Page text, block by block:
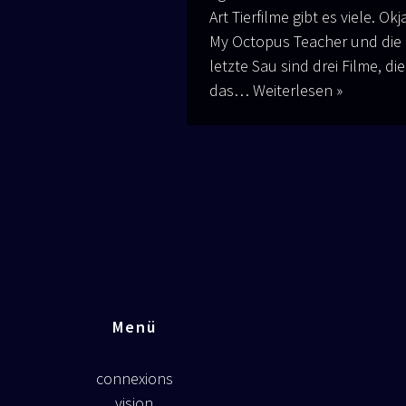
Art Tier­fil­me gibt es vie­le.
My Octo­pus Tea­cher und die
letz­te Sau sind drei Fil­me, die
das…Wei­ter­le­sen »
Menü
connexions